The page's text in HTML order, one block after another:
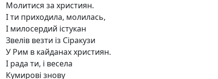
Молитися за християн.
І ти приходила, молилась,
І милосердий істукан
Звелів везти із Сіракузи
У Рим в кайданах християн.
І рада ти, і весела
Кумирові знову